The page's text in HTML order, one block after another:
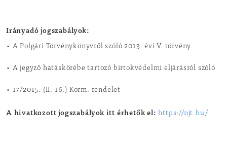
Irányadó jogszabályok:
• A Polgári Törvénykönyvről szóló 2013. évi V. törvény
• A jegyző hatáskörébe tartozó birtokvédelmi eljárásról szóló
• 17/2015. (II. 16.) Korm. rendelet
A hivatkozott jogszabályok itt érhetők el: https://njt.hu/